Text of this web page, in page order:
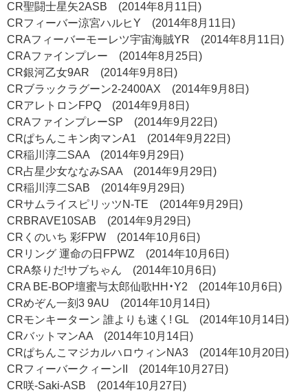
CR聖闘士星矢2ASB (2014年8月11日)
CRフィーバー涼宮ハルヒY (2014年8月11日)
CRAフィーバーモーレツ宇宙海賊YR (2014年8月11日)
CRAファインプレー (2014年8月25日)
CR銀河乙女9AR (2014年9月8日)
CRブラックラグーン2-2400AX (2014年9月8日)
CRアレトロンFPQ (2014年9月8日)
CRAファインプレーSP (2014年9月22日)
CRぱちんこキン肉マンA1 (2014年9月22日)
CR稲川淳二SAA (2014年9月29日)
CR占星少女ななみSAA (2014年9月29日)
CR稲川淳二SAB (2014年9月29日)
CRサムライスピリッツN-TE (2014年9月29日)
CRBRAVE10SAB (2014年9月29日)
CRくのいち 彩FPW (2014年10月6日)
CRリング 運命の日FPWZ (2014年10月6日)
CRA祭りだ!サブちゃん (2014年10月6日)
CRA BE-BOP壇蜜与太郎仙歌HH・Y2 (2014年10月6日)
CRめぞん一刻3 9AU (2014年10月14日)
CRモンキーターン 誰よりも速く! GL (2014年10月14日)
CRバットマンAA (2014年10月14日)
CRぱちんこマジカルハロウィンNA3 (2014年10月20日)
CRフィーバークィーンII (2014年10月27日)
CR咲-Saki-ASB (2014年10月27日)